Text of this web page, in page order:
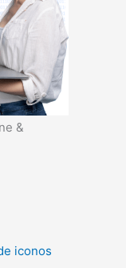
&
iconos